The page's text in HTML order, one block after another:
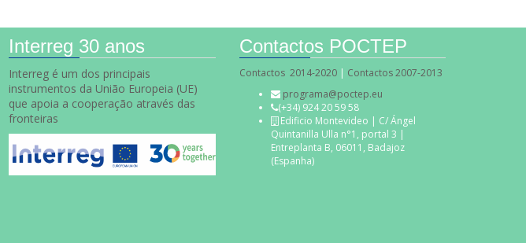
Interreg 30 anos
Interreg é um dos principais
instrumentos da União Europeia (UE)
que apoia a cooperação através das
fronteiras
Contactos POCTEP
Contactos 2014-2020| Contactos 2007-2013
programa@poctep.eu
(+34) 924 20 59 58
Edificio Montevideo | C/ Ángel
Quintanilla Ulla n°1, portal 3 |
Entreplanta B, 06011, Badajoz
(Espanha)